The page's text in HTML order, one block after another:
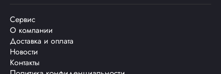
Сервис
О компании
Доставка и оплата
Новости
Контакты